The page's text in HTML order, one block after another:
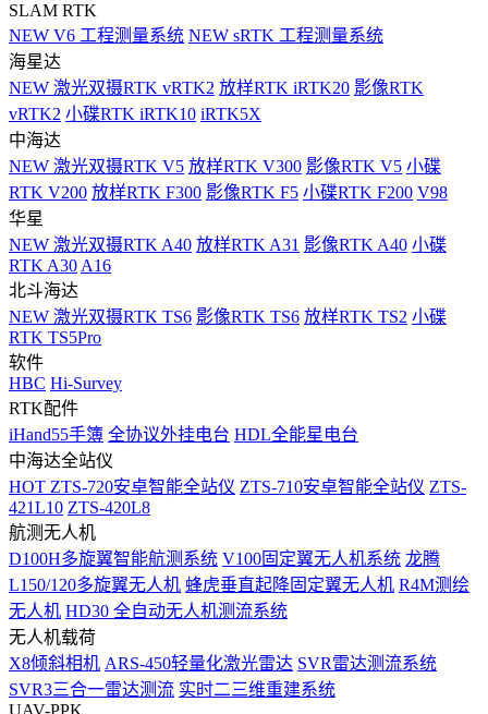
SLAM RTK
NEW V6 工程测量系统 NEW sRTK 工程测量系统
海星达
NEW 激光双摄RTK vRTK2 放样RTK iRTK20 影像RTK
vRTK2 小碟RTK iRTK10 iRTK5X
中海达
NEW 激光双摄RTK V5 放样RTK V300 影像RTK V5 小碟
RTK V200 放样RTK F300 影像RTK F5 小碟RTK F200 V98
华星
NEW 激光双摄RTK A40 放样RTK A31 影像RTK A40 小碟
RTK A30 A16
北斗海达
NEW 激光双摄RTK TS6 影像RTK TS6 放样RTK TS2 小碟
RTK TS5Pro
软件
HBC Hi-Survey
RTK配件
iHand55手簿 全协议外挂电台 HDL全能星电台
中海达全站仪
HOT ZTS-720安卓智能全站仪 ZTS-710安卓智能全站仪 ZTS-
421L10 ZTS-420L8
航测无人机
D100H多旋翼智能航测系统 V100固定翼无人机系统 龙腾
L150/120多旋翼无人机 蜂虎垂直起降固定翼无人机 R4M测绘
无人机 HD30 全自动无人机测流系统
无人机载荷
X8倾斜相机 ARS-450轻量化激光雷达 SVR雷达测流系统
SVR3三合一雷达测流 实时二三维重建系统
UAV-PPK